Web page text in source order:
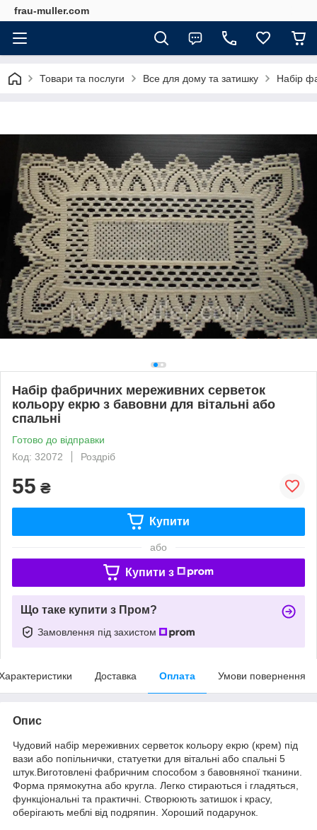
frau-muller.com
Товари та послуги Все для дому та затишку Набір
Набір фабричних мереживних серветок
кольору екрю з бавовни для вітальні або
спальні
Готово до відправки
Код: 32072
Роздріб
55 ₴
Купити
або
Купити з
Що таке купити з Пром?
Замовлення під захистом
Доставка Оплата Умови повернення
Опис
Чудовий набір мереживних серветок кольору екрю (крем) під
вази або попільнички, статуетки для вітальні або спальні 5
штук.Виготовлені фабричним способом з бавовняної тканини.
Форма прямокутна або кругла. Легко стираються і гладяться,
функціональні та практичні. Створюють затишок і красу,
оберігають меблі від подряпин. Хороший подарунок.